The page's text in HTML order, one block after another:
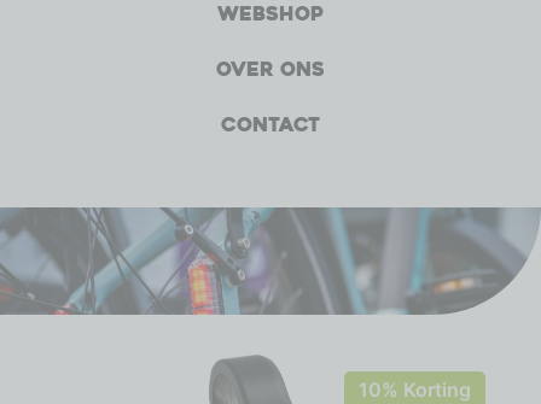
Webshop
Over ons
Contact
10% Korting